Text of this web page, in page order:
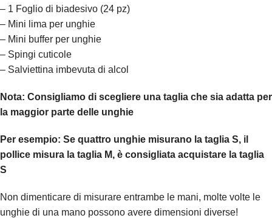
– 1 Foglio di biadesivo (24 pz)
– Mini lima per unghie
– Mini buffer per unghie
– Spingi cuticole
– Salviettina imbevuta di alcol
Nota: Consigliamo di scegliere una taglia che sia adatta per
la maggior parte delle unghie
Per esempio: Se quattro unghie misurano la taglia S, il
pollice misura la taglia M, è consigliata acquistare la taglia
S
Non dimenticare di misurare entrambe le mani, molte volte le
unghie di una mano possono avere dimensioni diverse!